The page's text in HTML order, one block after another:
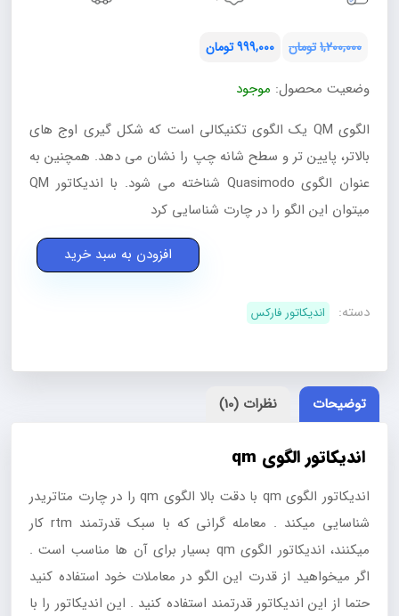
تومان1,200,000
اصلی:
تومان1,200,000
بود.
تومان999,000
فعلی:
تومان999,000.
وضعیت محصول: موجود
الگوی QM یک الگوی تکنیکالی است که شکل گیری اوج های
بالاتر، پایین تر و سطح شانه چپ را نشان می دهد. همچنین به
عنوان الگوی Quasimodo شناخته می شود. با اندیکاتور QM
میتوان این الگو را در چارت شناسایی کرد
متاتریدر
افزودن به سبد خرید
دسته: اندیکاتور فارکس
توضیحات نظرات (10)
اندیکاتور الگوی qm
اندیکاتور الگوی qm با دقت بالا الگوی qm را در چارت متاتریدر
شناسایی میکند . معامله گرانی که با سبک قدرتمند rtm کار
میکنند، اندیکاتور الگوی qm بسیار برای آن ها مناسب است .
اگر میخواهید از قدرت این الگو در معاملات خود استفاده کنید
حتما از این اندیکاتور قدرتمند استفاده کنید . این اندیکاتور را با